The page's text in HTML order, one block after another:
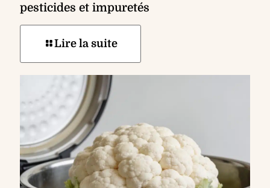
pesticides et impuretés
Lire la suite